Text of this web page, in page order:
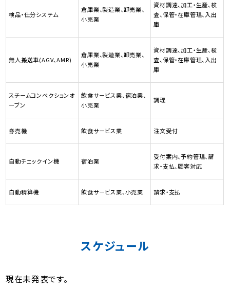
検品・仕分システム
倉庫業、製造業、卸売業、
小売業
資材調達、加工・生産、検
査、保管・在庫管理、入出
庫
無人搬送車(AGV、AMR)
倉庫業、製造業、卸売業、
小売業
資材調達、加工・生産、検
査、保管・在庫管理、入出
庫
スチームコンベクションオ
ーブン
飲食サービス業、宿泊業、
小売業
調理
券売機 飲食サービス業 注文受付
自動チェックイン機 宿泊業
受付案内、予約管理、請
求・支払、顧客対応
自動精算機 飲食サービス業、小売業 請求・支払
スケジュール
現在未発表です。